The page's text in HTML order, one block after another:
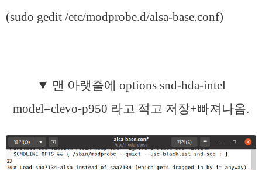
(sudo gedit /etc/modprobe.d/alsa-base.conf)
▼ 맨 아랫줄에 options snd-hda-intel
model=clevo-p950 라고 적고 저장+빠져나옴.